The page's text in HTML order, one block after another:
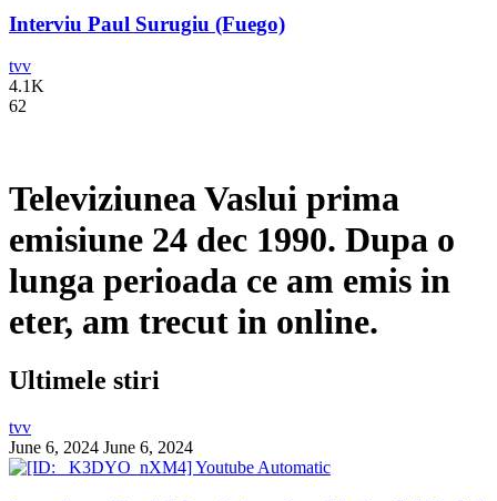
Interviu Paul Surugiu (Fuego)
tvv
4.1K
62
Televiziunea Vaslui prima
emisiune 24 dec 1990. Dupa o
lunga perioada ce am emis in
eter, am trecut in online.
Ultimele stiri
tvv
June 6, 2024 June 6, 2024